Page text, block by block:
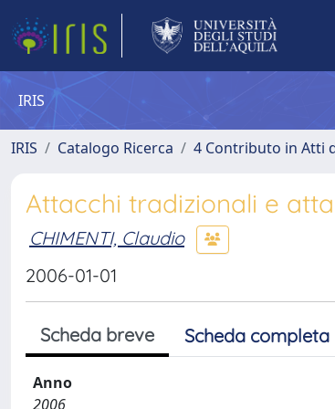
IRIS
IRIS Catalogo Ricerca 4 Contributo in Atti
Attacchi tradizionali e
CHIMENTI, Claudio
2006-01-01
Scheda breve Scheda completa
Anno
2006